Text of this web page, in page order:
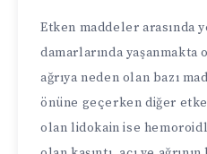
Etken maddeler arasında
damarlarında yaşanmakta
ağrıya neden olan bazı
önüne geçerken diğer
olan lidokain ise